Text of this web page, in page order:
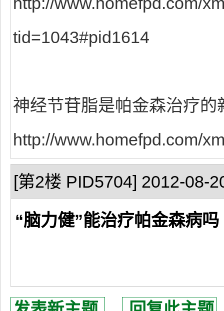
tid=1043#pid1614
神经节苷脂是帕金森治疗的
http://www.homefpd.com/
[第2楼 PID5704] 2012-08-
“脑力健”能治疗帕金森病吗